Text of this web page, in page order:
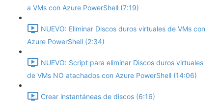
a VMs con Azure PowerShell (7:19)
NUEVO: Eliminar Discos duros virtuales de VMs con
Azure PowerShell (2:34)
NUEVO: Script para eliminar Discos duros virtuales
de VMs NO atachados con Azure PowerShell (14:06)
Crear instantáneas de discos (6:16)